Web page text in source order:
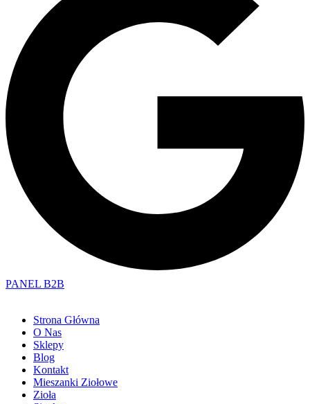
PANEL B2B
Strona Główna
O Nas
Sklepy
Blog
Kontakt
Mieszanki Ziołowe
Zioła